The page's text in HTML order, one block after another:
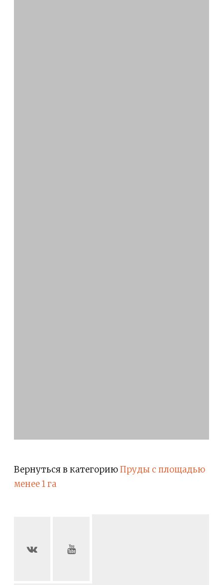
Вернуться в категориюПруды с площадью
менее 1 га